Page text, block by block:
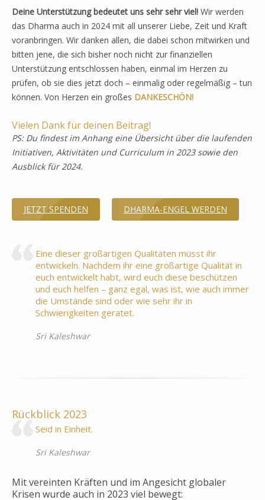
Deine Unterstützung bedeutet uns sehr sehr viel! Wir werden
das Dharma auch in 2024 mit all unserer Liebe, Zeit und Kraft
voranbringen. Wir danken allen, die dabei schon mitwirken und
bitten jene, die sich bisher noch nicht zur finanziellen
Unterstützung entschlossen haben, einmal im Herzen zu
prüfen, ob sie dies jetzt doch – einmalig oder regelmäßig – tun
können. Von Herzen ein großes DANKESCHÖN!
Vielen Dank für deinen Beitrag!
PS: Du findest im Anhang eine Übersicht über die laufenden
Initiativen, Aktivitäten und Curriculum in 2023 sowie den
Ausblick für 2024.
JETZT SPENDEN DHARMA-ENGEL WERDEN
Eine dieser großartigen Qualitäten müsst ihr
entwickeln. Nachdem ihr eine großartige Qualität in
euch entwickelt habt, wird euch diese beschützen
und euch helfen – ganz egal, was ist, wie auch immer
die Umstände sind oder wie sehr ihr in
Schwierigkeiten geratet.
Sri Kaleshwar
Rückblick 2023
Seid in Einheit.
Sri Kaleshwar
Mit vereinten Kräften und im Angesicht globaler
Krisen wurde auch in 2023 viel bewegt: